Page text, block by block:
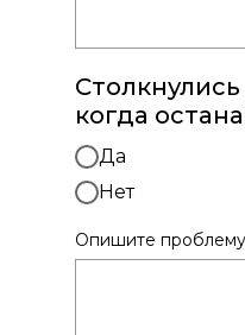
когда
Да
Нет
Опишите проблему